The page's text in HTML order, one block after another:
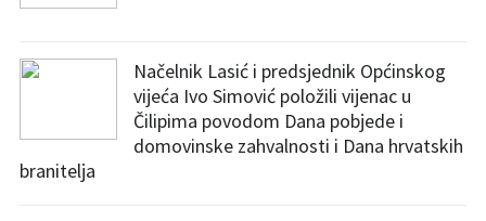
Načelnik Lasić i predsjednik Općinskog
vijeća Ivo Simović položili vijenac u
Čilipima povodom Dana pobjede i
domovinske zahvalnosti i Dana hrvatskih
branitelja